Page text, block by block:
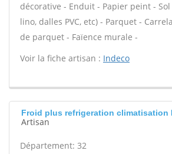
décorative - Enduit - Papier peint -
lino, dalles PVC, etc) - Parquet -
de parquet - Faïence murale -
Voir la fiche artisan : Indeco
Froid plus refrigeration climatisation
Artisan
Département: 32